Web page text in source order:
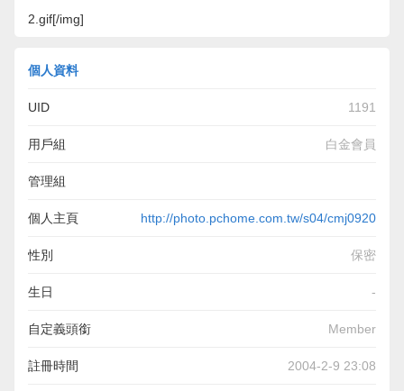
2.gif[/img]
個人資料
UID 1191
用戶組 白金會員
管理組
個人主頁 http://photo.pchome.com.tw/s04/cmj0920
性別 保密
生日 -
自定義頭銜 Member
註冊時間 2004-2-9 23:08